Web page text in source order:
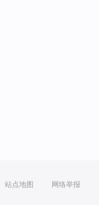
站点地图 网络举报